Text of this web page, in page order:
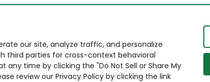
our site, analyze traffic, and personalize
third parties for cross-context behavioral
time by clicking the "Do Not Sell or Share My
review our Privacy Policy by clicking the link